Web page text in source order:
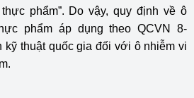
phẩm”. Do vậy, quy định về ô
phẩm áp dụng theo QCVN 8-
kỹ thuật quốc gia đối với ô nhiễm vi